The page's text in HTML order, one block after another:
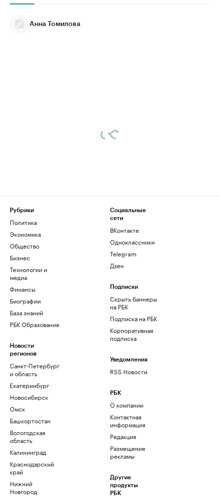
Анна Томилова
Рубрики
Политика
Экономика
Общество
Бизнес
Технологии и
медиа
Финансы
Биографии
База знаний
РБК Образование
Новости
регионов
Санкт-Петербург
и область
Екатеринбург
Новосибирск
Омск
Башкортостан
Вологодская
область
Калининград
Краснодарский
край
Нижний
Новгород
Социальные
сети
ВКонтакте
Одноклассники
Telegram
Дзен
Подписки
Скрыть баннеры
на РБК
Подписка на РБК
Корпоративная
подписка
Уведомления
RSS Новости
РБК
О компании
Контактная
информация
Редакция
Размещение
рекламы
Другие
продукты
РБК